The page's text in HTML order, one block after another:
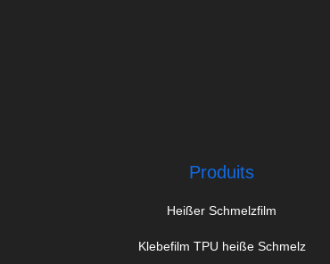
Produits
Heißer Schmelzfilm
Klebefilm TPU heiße Schmelz